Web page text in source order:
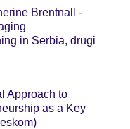
Brentnall -
in Serbia, drugi
Approach to
as a Key